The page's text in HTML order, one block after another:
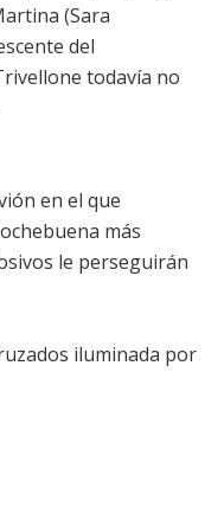
(Sara
del
todavía no
en el que
más
le perseguirán
iluminada por